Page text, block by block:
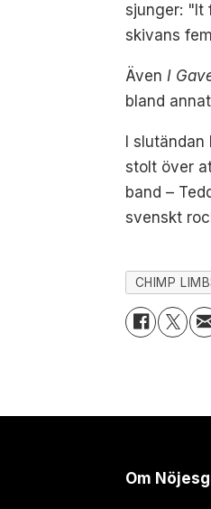
sjunger: "It
skivans
ÄvenI
bland
I
stolt över
band –
svenskt
CHIMP
Om